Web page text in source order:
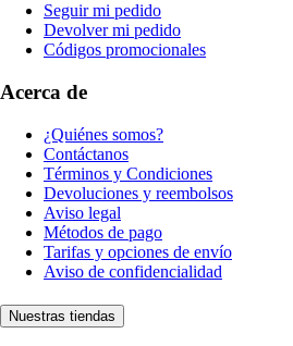
Seguir mi pedido
Devolver mi pedido
Códigos promocionales
Acerca de
¿Quiénes somos?
Contáctanos
Términos y Condiciones
Devoluciones y reembolsos
Aviso legal
Métodos de pago
Tarifas y opciones de envío
Aviso de confidencialidad
Nuestras tiendas